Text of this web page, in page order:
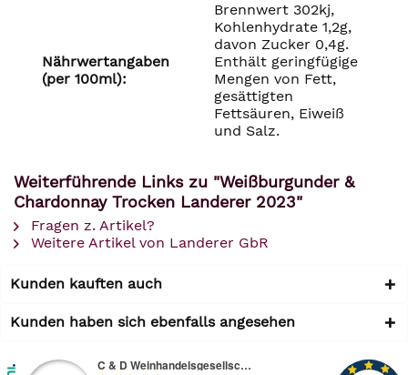
Nährwertangaben
(per 100ml):
Brennwert 302kj,
Kohlenhydrate 1,2g,
davon Zucker 0,4g.
Enthält geringfügige
Mengen von Fett,
gesättigten
Fettsäuren, Eiweiß
und Salz.
Weiterführende Links zu "Weißburgunder &
Chardonnay Trocken Landerer 2023"
Fragen z. Artikel?
Weitere Artikel von Landerer GbR
Kunden kauften auch
Kunden haben sich ebenfalls angesehen